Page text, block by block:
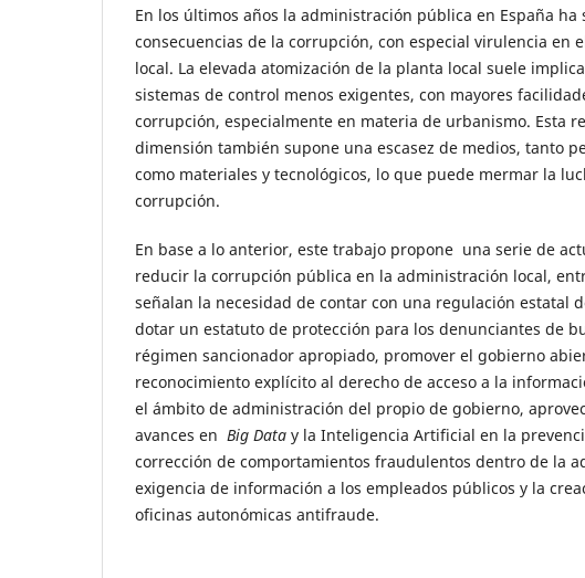
En los últimos años la administración pública en España ha
consecuencias de la corrupción, con especial virulencia en
local. La elevada atomización de la planta local suele
sistemas de control menos exigentes, con mayores
corrupción, especialmente en materia de urbanismo. Esta
dimensión también supone una escasez de medios, tanto
como materiales y tecnológicos, lo que puede mermar la
corrupción.
En base a lo anterior, este trabajo propone una serie de
reducir la corrupción pública en la administración local,
señalan la necesidad de contar con una regulación estatal
dotar un estatuto de protección para los denunciantes de
régimen sancionador apropiado, promover el gobierno
reconocimiento explícito al derecho de acceso a la
el ámbito de administración del propio de gobierno,
avances en Big Data y la Inteligencia Artificial en la
corrección de comportamientos fraudulentos dentro de la
exigencia de información a los empleados públicos y la
oficinas autonómicas antifraude.